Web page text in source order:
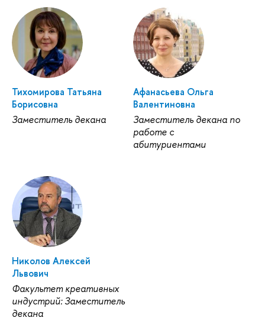
Тихомирова Татьяна
Борисовна
Заместитель декана
Афанасьева Ольга
Валентиновна
Заместитель декана по
работе с
абитуриентами
Николов Алексей
Львович
Факультет креативных
индустрий: Заместитель
декана